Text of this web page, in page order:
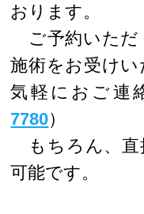
おります。
ご予約いただ
施術をお受け
気軽におご連
7780）
もちろん、直
可能です。